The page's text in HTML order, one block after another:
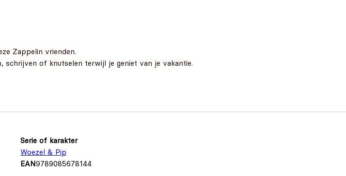
Zappelin vrienden.
schrijven of knutselen terwijl je geniet van je vakantie.
Serie of karakter
Woezel & Pip
EAN9789085678144